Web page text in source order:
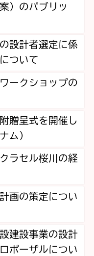
）のパブリッ
設計者選定に係
ついて
ークショップの
贈呈式を開催し
ム）
ラセル桜川の経
画の策定につい
建設事業の設計
ポーザルについ